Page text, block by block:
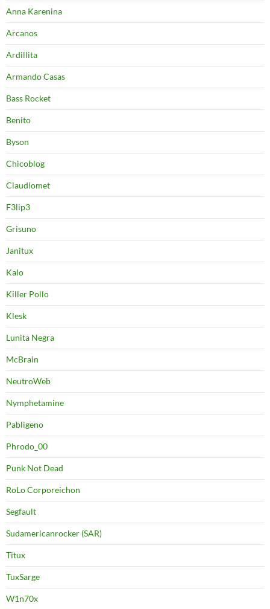
Anna Karenina
Arcanos
Ardillita
Armando Casas
Bass Rocket
Benito
Byson
Chicoblog
Claudiomet
F3lip3
Grisuno
Janitux
Kalo
Killer Pollo
Klesk
Lunita Negra
McBrain
NeutroWeb
Nymphetamine
Pabligeno
Phrodo_00
Punk Not Dead
RoLo Corporeichon
Segfault
Sudamericanrocker (SAR)
Titux
TuxSarge
W1n70x